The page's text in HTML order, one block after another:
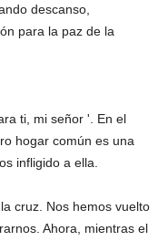
descanso,
para la paz de la
ti, mi señor '. En el
hogar común es una
infligido a ella.
cruz. Nos hemos vuelto
Ahora, mientras el